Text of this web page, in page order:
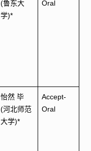
(鲁东大
学)*
Oral
怡然 毕
(河北师范
大学)*
Accept-
Oral